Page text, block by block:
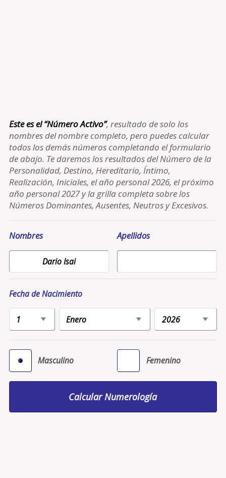
Este es el “Número Activo”, resultado de solo los
nombres del nombre completo, pero puedes calcular
todos los demás números completando el formulario
de abajo. Te daremos los resultados del Número de la
Personalidad, Destino, Hereditario, Íntimo,
Realización, Iniciales, el año personal 2026, el próximo
año personal 2027 y la grilla completa sobre los
Números Dominantes, Ausentes, Neutros y Excesivos.
Nombres Apellidos
Fecha de Nacimiento
Masculino Femenino